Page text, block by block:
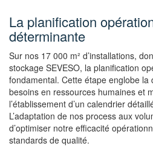
La planification
déterminante
Sur nos 17 000 m² d’installations,
stockage SEVESO, la planification
fondamental. Cette étape englobe la
besoins en ressources humaines et
l’établissement d’un calendrier
L’adaptation de nos process aux
d’optimiser notre efficacité
standards de qualité.